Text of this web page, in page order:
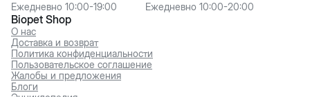
Biopet Shop
О нас
Доставка и возврат
Политика конфиденциальности
Пользовательское соглашение
Жалобы и предложения
Блоги
Ежедневно 10:00-19:00
Ежедневно 10:00-20:00